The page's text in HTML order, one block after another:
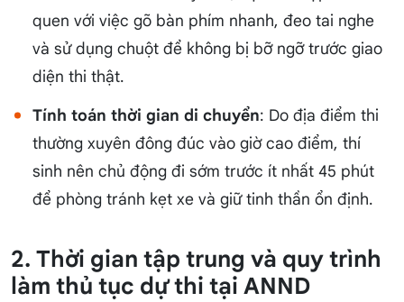
quen với việc gõ bàn phím nhanh, đeo tai nghe
và sử dụng chuột để không bị bỡ ngỡ trước giao
diện thi thật.
Tính toán thời gian di chuyển: Do địa điểm thi
thường xuyên đông đúc vào giờ cao điểm, thí
sinh nên chủ động đi sớm trước ít nhất 45 phút
để phòng tránh kẹt xe và giữ tinh thần ổn định.
2. Thời gian tập trung và quy trình
làm thủ tục dự thi tại ANND